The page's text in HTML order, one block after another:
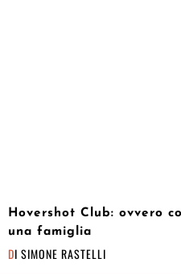
Hovershot Club: ovvero
una famiglia
DI SIMONE RASTELLI